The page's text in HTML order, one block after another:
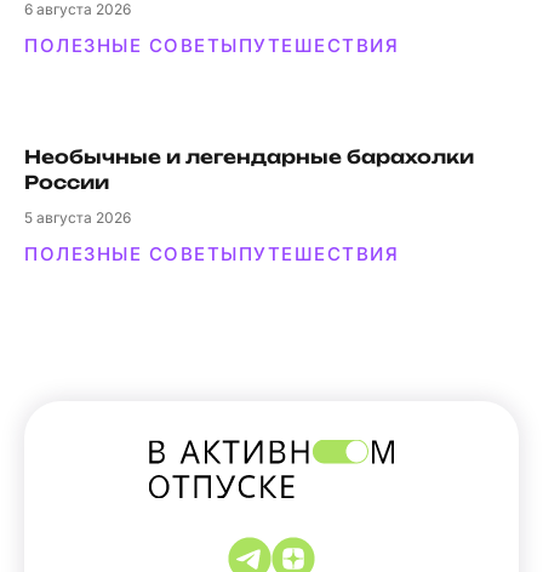
6 августа 2026
ПОЛЕЗНЫЕ СОВЕТЫПУТЕШЕСТВИЯ
Необычные и легендарные барахолки
России
5 августа 2026
ПОЛЕЗНЫЕ СОВЕТЫПУТЕШЕСТВИЯ